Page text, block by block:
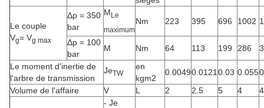
Le couple
Vg= Vg max
Δp = 350
bar
MLe
maximum
Nm 223 395 696 1002
Δp = 100
bar
M Nm 64 113 199 286
Le moment d'inertie de
l'arbre de transmission
JeTW
en
kgm2
0.00490.0121 0.03 0.055
Volume de l'affaire
V L 2 2.5 5 4 4
- Je